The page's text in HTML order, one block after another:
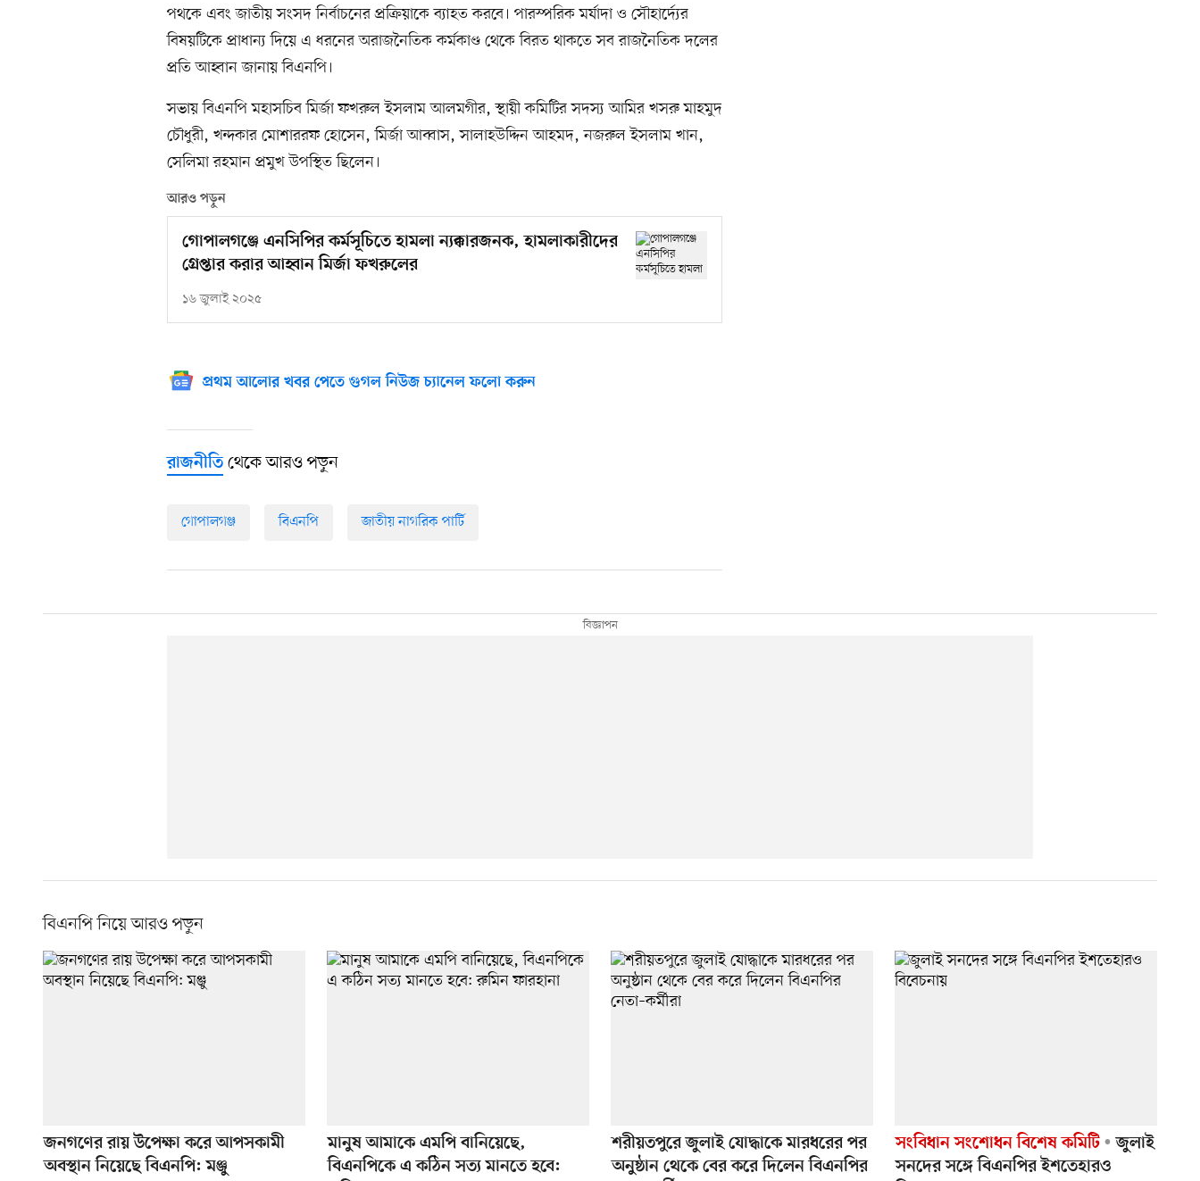
পথকে এবং জাতীয় সংসদ নির্বাচনের প্রক্রিয়াকে ব্যাহত করবে। পারস্পরিক মর্যাদা ও সৌহার্দ্যের
বিষয়টিকে প্রাধান্য দিয়ে এ ধরনের অরাজনৈতিক কর্মকাণ্ড থেকে বিরত থাকতে সব রাজনৈতিক দলের
প্রতি আহ্বান জানায় বিএনপি।
সভায় বিএনপি মহাসচিব মির্জা ফখরুল ইসলাম আলমগীর, স্থায়ী কমিটির সদস্য আমির খসরু মাহমুদ
চৌধুরী, খন্দকার মোশাররফ হোসেন, মির্জা আব্বাস, সালাহউদ্দিন আহমদ, নজরুল ইসলাম খান,
সেলিমা রহমান প্রমুখ উপস্থিত ছিলেন।
আরও পড়ুন
গোপালগঞ্জে এনসিপির কর্মসূচিতে হামলা ন্যক্কারজনক, হামলাকারীদের
গ্রেপ্তার করার আহ্বান মির্জা ফখরুলের
১৬ জুলাই ২০২৫
প্রথম আলোর খবর পেতে গুগল নিউজ চ্যানেল ফলো করুন
রাজনীতি থেকে আরও পড়ুন
গোপালগঞ্জ বিএনপি জাতীয় নাগরিক পার্টি
বিএনপি নিয়ে আরও পড়ুন
জনগণের রায় উপেক্ষা করে আপসকামী
অবস্থান নিয়েছে বিএনপি: মঞ্জু
মানুষ আমাকে এমপি বানিয়েছে,
বিএনপিকে এ কঠিন সত্য মানতে হবে:
শরীয়তপুরে জুলাই যোদ্ধাকে মারধরের পর
অনুষ্ঠান থেকে বের করে দিলেন বিএনপির
সংবিধান সংশোধন বিশেষ কমিটি
জুলাই
সনদের সঙ্গে বিএনপির ইশতেহারও